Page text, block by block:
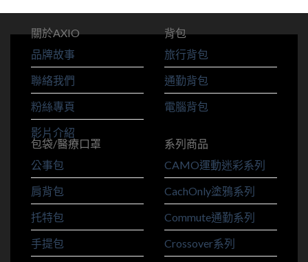
關於AXIO
品牌故事
聯絡我們
粉絲專頁
影片介紹
背包
旅行背包
通勤背包
電腦背包
包袋/醫療口罩
公事包
肩背包
托特包
手提包
系列商品
CAMO運動迷彩系列
CachOnly塗鴉系列
Commute通勤系列
Crossover系列